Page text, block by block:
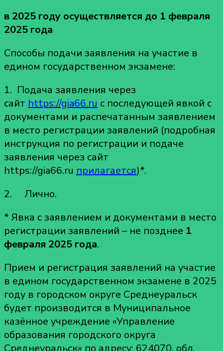
в 2025 году осуществляется до 1 февраля
2025 года
Способы подачи заявления на участие в
едином государственном экзамене:
1. Подача заявления через
сайт https://gia66.ru с последующей явкой с
документами и распечатанным заявлением
в место регистрации заявлений (подробная
инструкция по регистрации и подаче
заявления через сайт
https://gia66.ru прилагается)*.
2. Лично.
* Явка с заявлением и документами в место
регистрации заявлений – не позднее 1
февраля 2025 года.
Прием и регистрация заявлений на участие
в едином государственном экзамене в 2025
году в городском округе Среднеуральск
будет производится в Муниципальное
казённое учреждение «Управление
образования городского округа
Среднеуральск» по адресу: 624070, обл.